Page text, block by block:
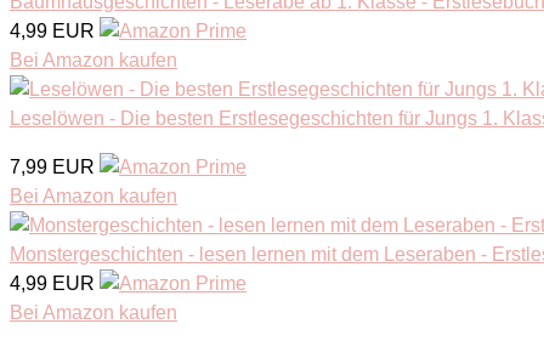
4,99 EUR
Bei Amazon kaufen
Leselöwen - Die besten Erstlesegeschichten für Jungs 1.
7,99 EUR
Bei Amazon kaufen
Monstergeschichten - lesen lernen mit dem Leseraben -
4,99 EUR
Bei Amazon kaufen